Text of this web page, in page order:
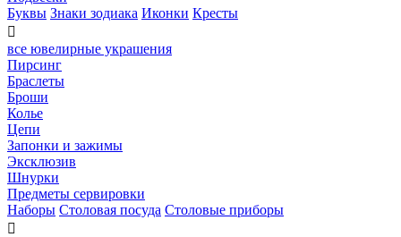
Буквы Знаки зодиака Иконки Кресты

все ювелирные украшения
Пирсинг
Браслеты
Броши
Колье
Цепи
Запонки и зажимы
Эксклюзив
Шнурки
Предметы сервировки
Наборы Столовая посуда Столовые приборы
